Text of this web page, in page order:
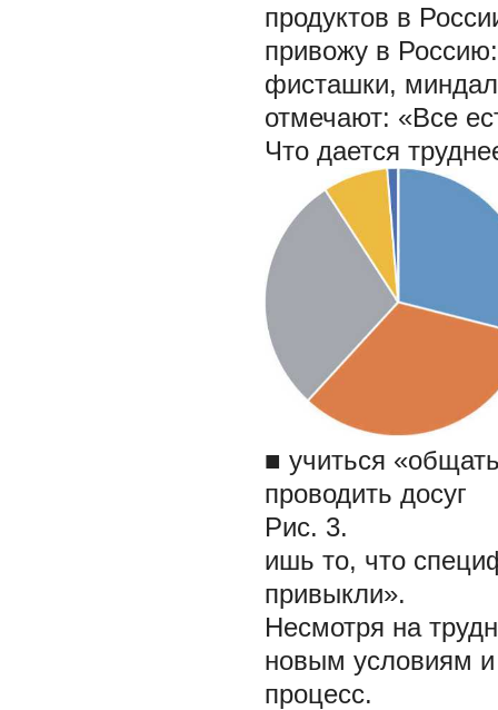
продуктов в
привожу в
фисташки,
отмечают: «Все
Что дается
■ учиться
проводить досуг
Рис. 3.
ишь то, что
привыкли».
Несмотря на
новым условиям
процесс.